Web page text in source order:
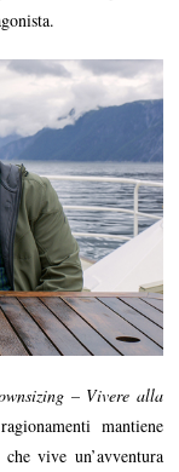
– Vivere alla
mantiene
vive un’avventura